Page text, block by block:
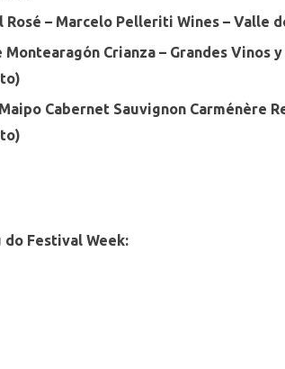
Rosé – Marcelo Pelleriti Wines – Valle
Crianza – Grandes Vinos y
Cabernet Sauvignon Carménère
do Festival Week: